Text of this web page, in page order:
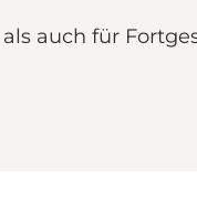
auch für